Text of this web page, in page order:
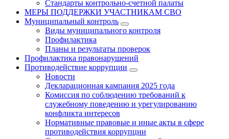
Стандарты контрольно-счетной палаты
МЕРЫ ПОДДЕРЖКИ УЧАСТНИКАМ СВО
Муниципальный контроль
Виды муниципального контроля
Профилактика
Планы и результаты проверок
Профилактика правонарушений
Противодействие коррупции
Новости
Декларационная кампания 2025 года
Комиссия по соблюдению требований к
служебному поведению и урегулированию
конфликта интересов
Нормативные правовые и иные акты в сфере
противодействия коррупции